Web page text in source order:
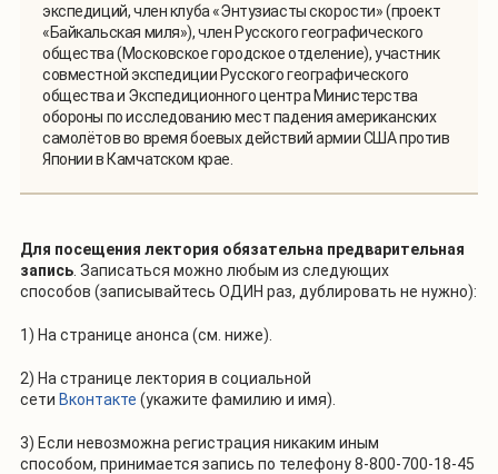
экспедиций, член клуба «Энтузиасты скорости» (проект
«Байкальская миля»), член Русского географического
общества (Московское городское отделение), участник
совместной экспедиции Русского географического
общества и Экспедиционного центра Министерства
обороны по исследованию мест падения американских
самолётов во время боевых действий армии США против
Японии в Камчатском крае.
Для посещения лектория обязательна предварительная
запись . Записаться можно любым из следующих
способов (записывайтесь ОДИН раз, дублировать не нужно):
1) На странице анонса (см. ниже).
2) На странице лектория в социальной
сети Вконтакте (укажите фамилию и имя).
3) Если невозможна регистрация никаким иным
способом, принимается запись по телефону 8-800-700-18-45